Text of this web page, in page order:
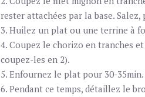
rester attachées par la base.
3. Huilez un plat ou une terrine à
4. Coupez le chorizo en tranches
coupez-les en 2).
5. Enfournez le plat pour 30-
6. Pendant ce temps, détaillez le